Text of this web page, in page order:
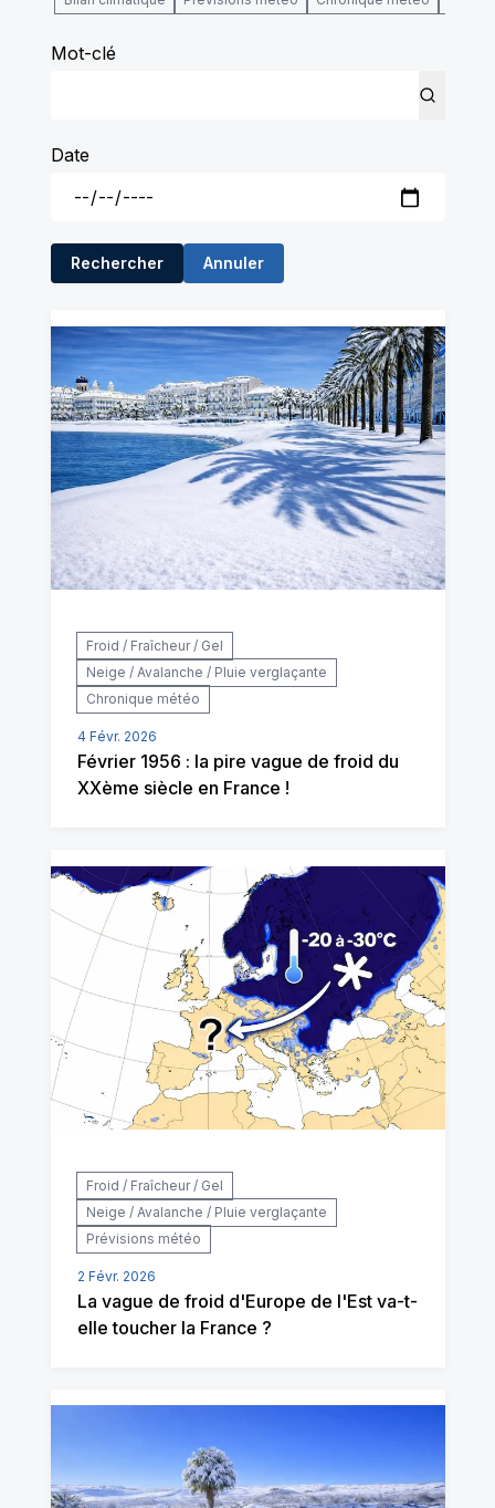
Mot-clé
Date
Rechercher Annuler
Froid / Fraîcheur / Gel
Neige / Avalanche / Pluie verglaçante
Chronique météo
4 Févr. 2026
Février 1956 : la pire vague de froid du
XXème siècle en France !
Froid / Fraîcheur / Gel
Neige / Avalanche / Pluie verglaçante
Prévisions météo
2 Févr. 2026
La vague de froid d'Europe de l'Est va-t-
elle toucher la France ?